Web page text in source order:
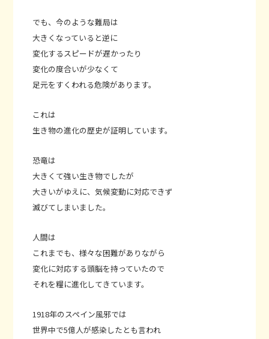
でも、今のような難局は
大きくなっていると逆に
変化するスピードが遅かったり
変化の度合いが少なくて
足元をすくわれる危険があります。
これは
生き物の進化の歴史が証明しています。
恐竜は
大きくて強い生き物でしたが
大きいがゆえに、気候変動に対応できず
滅びてしまいました。
人間は
これまでも、様々な困難がありながら
変化に対応する頭脳を持っていたので
それを糧に進化してきています。
1918年のスペイン風邪では
世界中で5億人が感染したとも言われ